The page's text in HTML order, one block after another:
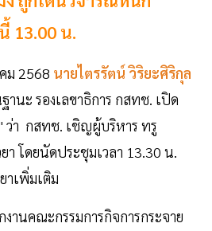
13.00 น.
ม 2568 นายไตรรัตน์ วิริยะศิริกุล
านะ รองเลขาธิการ กสทช. เปิด
ว่า กสทช. เชิญผู้บริหาร ทรู
า โดยนัดประชุมเวลา 13.30 น.
าเพิ่มเติม
านคณะกรรมการกิจการกระจาย